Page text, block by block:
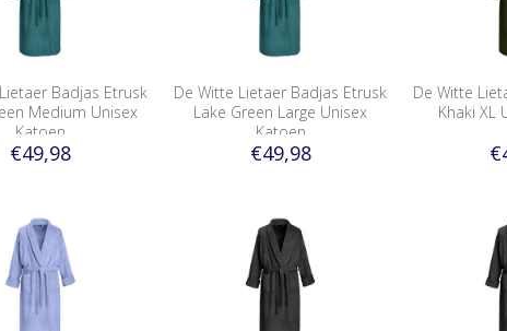
Badjas Etrusk
Medium Unisex
Katoen
€49,98
De Witte Lietaer Badjas Etrusk
Lake Green Large Unisex
Katoen
€49,98
De Witte
Khaki XL